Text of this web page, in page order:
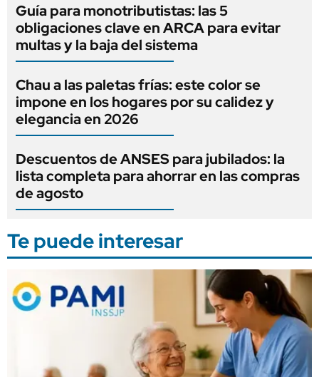
Guía para monotributistas: las 5
obligaciones clave en ARCA para evitar
multas y la baja del sistema
Chau a las paletas frías: este color se
impone en los hogares por su calidez y
elegancia en 2026
Descuentos de ANSES para jubilados: la
lista completa para ahorrar en las compras
de agosto
Te puede interesar